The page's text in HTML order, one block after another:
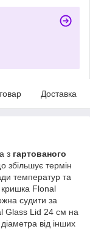
Доставка
з гартованого
збільшує термін
температур та
кришка Flonal
судити за
Glass Lid 24 см на
від інших